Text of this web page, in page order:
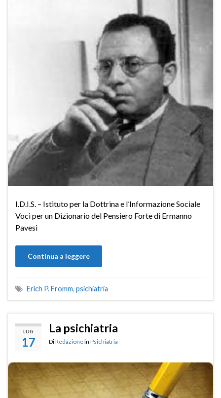
I.D.I.S. – Istituto per la Dottrina e l’Informazione Sociale
Voci per un Dizionario del Pensiero Forte di Ermanno
Pavesi
Continua a leggere
Erich P. Fromm, psichiatria
LUG
17
La psichiatria
DiRedazionein Psichiatria